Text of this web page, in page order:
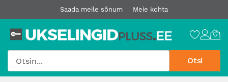
Saada meile sõnum Meie kohta
Otsi